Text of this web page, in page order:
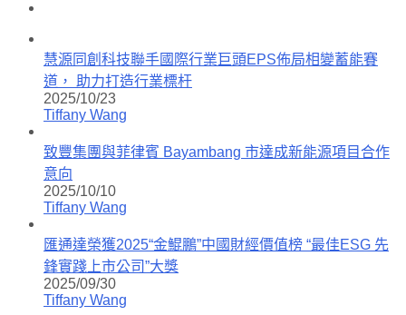
慧源同創科技聯手國際行業巨頭EPS佈局相變蓄能賽
道， 助力打造行業標杆
2025/10/23
Tiffany Wang
致豐集團與菲律賓 Bayambang 市達成新能源項目合作
意向
2025/10/10
Tiffany Wang
匯通達榮獲2025“金鯤鵬”中國財經價值榜 “最佳ESG 先
鋒實踐上市公司”大獎
2025/09/30
Tiffany Wang